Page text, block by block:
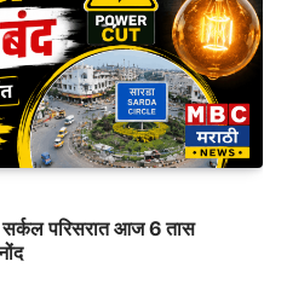
परिसरात आज 6 तास